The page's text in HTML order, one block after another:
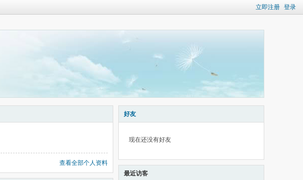
立即注册 登录
查看全部个人资料
好友
现在还没有好友
最近访客